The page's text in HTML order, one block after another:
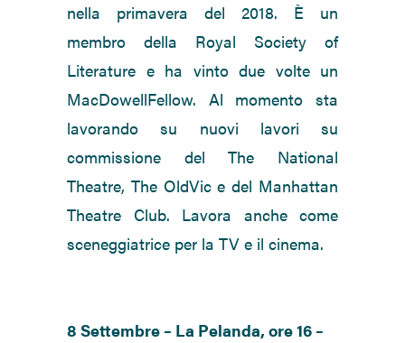
nella primavera del 2018. È un
membro della Royal Society of
Literature e ha vinto due volte un
MacDowellFellow. Al momento sta
lavorando su nuovi lavori su
commissione del The National
Theatre, The OldVic e del Manhattan
Theatre Club. Lavora anche come
sceneggiatrice per la TV e il cinema.
8 Settembre – La Pelanda, ore 16 –